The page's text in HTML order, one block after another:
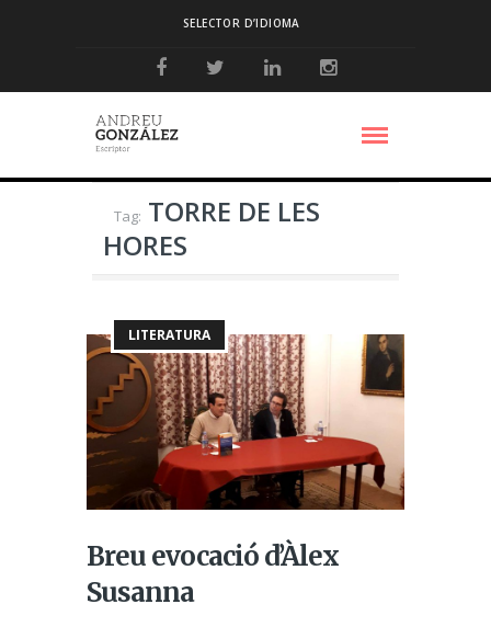
SELECTOR D’IDIOMA
Tag: TORRE DE LES
HORES
LITERATURA
Breu evocació d’Àlex
Susanna